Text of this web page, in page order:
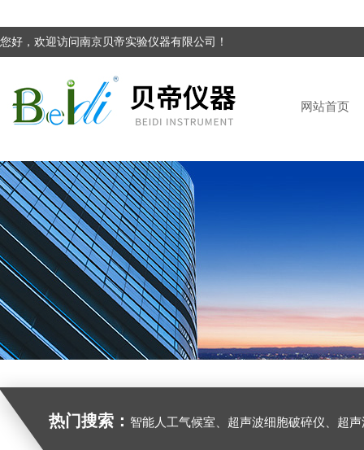
您好，欢迎访问南京贝帝实验仪器有限公司！
网站首页
热门搜索： 智能人工气候室、超声波细胞破碎仪、超